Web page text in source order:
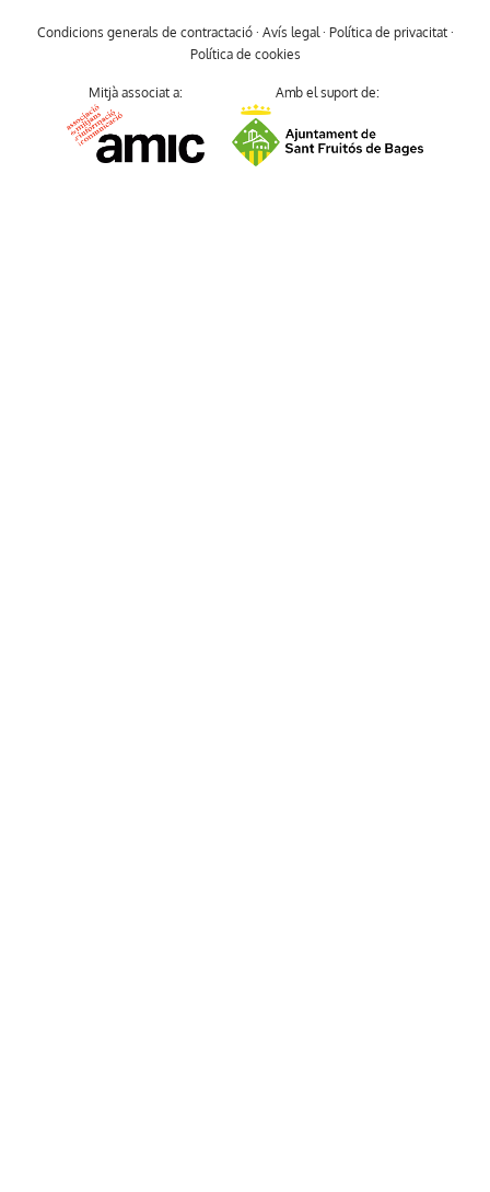
Condicions generals de contractació· Avís legal· Política de privacitat·
Política de cookies
Mitjà associat a: Amb el suport de: